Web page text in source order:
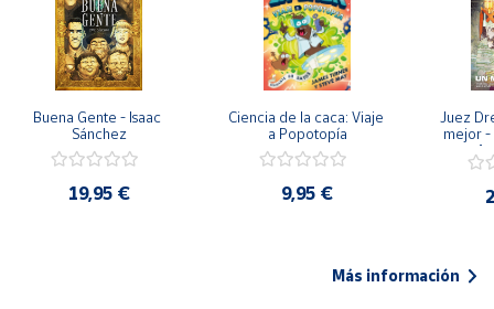
Buena Gente - Isaac
Sánchez
19,95 €
Ciencia de la caca: Viaje
a Popotopía
9,95 €
Juez
mejor -
Más información